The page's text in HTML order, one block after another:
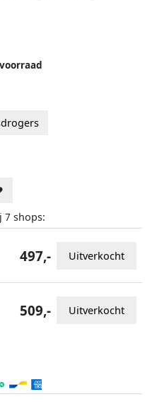
7 shops:
497,- Uitverkocht
509,- Uitverkocht